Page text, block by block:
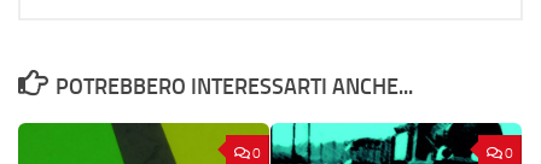
POTREBBERO INTERESSARTI ANCHE...
0 0